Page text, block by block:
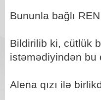
Bununla bağlı
Bildirilib ki, cütlük
istəmədiyindən bu
Alena qızı ilə